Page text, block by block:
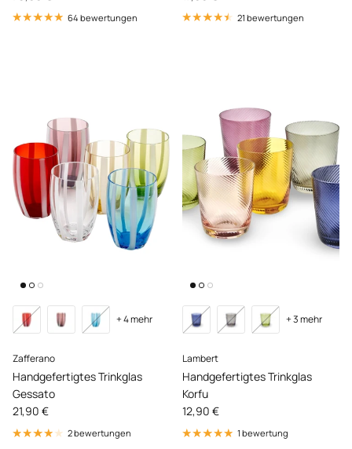
64 bewertungen 21 bewertungen
Zafferano
Handgefertigtes Trinkglas
Gessato
Normaler Preis
21,90 €
+ 4 mehr
2 bewertungen
Lambert
Handgefertigtes Trinkglas
Korfu
Normaler Preis
12,90 €
+ 3 mehr
1 bewertung